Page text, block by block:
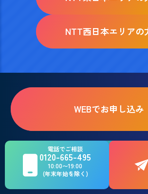
電話でご相談
0120-665-495
10:00〜19:00
(年末年始を除く)
NTT西日本エリアの
WEBでお申し込み
お電話でのご相談はこちら
0120-665-
10:00〜19:00（年末年始を除